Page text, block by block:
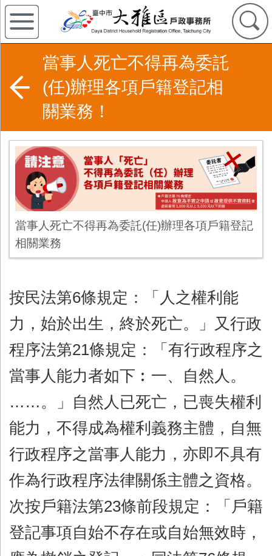
當事人死亡不得再為委託
(任)辦理各項戶籍登記相
關業務！
當事人死亡不得再為委託(任)辦理各項戶籍登記
相關業務
按民法第6條規定：「人之權利能
力，始於出生，終於死亡。」又行政
程序法第21條規定：「有行政程序之
當事人能力者如下︰一、自然人。
……。」自然人已死亡，已喪失權利
能力，不得成為權利義務主體，自無
行政程序之當事人能力，亦即不具有
作為行政程序法律關係主體之資格。
次按戶籍法第23條前段規定：「戶籍
登記事項自始不存在或自始無效時，